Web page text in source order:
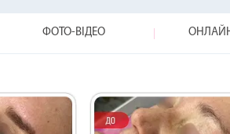
ФОТО-ВІДЕО